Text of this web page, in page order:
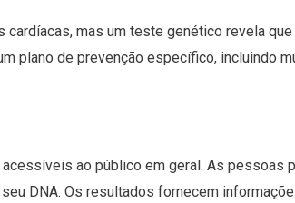
mas um teste genético revela
plano de prevenção específico, incluindo
ao público em geral. As pessoas
DNA. Os resultados fornecem